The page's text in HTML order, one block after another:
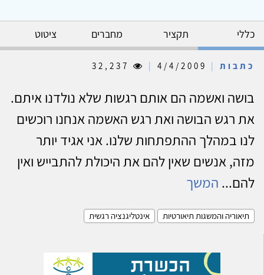
כללי תקציר מחברים ציטוט
כתבות |
|
בושה ואשמה הם אותם רגשות שלא נולדנו איתם.
את רגש הבושה ואת רגש האשמה אנחנו רוכשים
לנו במהלך ההתפתחות שלנו. אני אגיד יותר
מזה, אנשים שאין להם את היכולת להתבייש ואין
להם... המשך
תיאוריה והמשגות תיאורטיות אינטליגנציה רגשית